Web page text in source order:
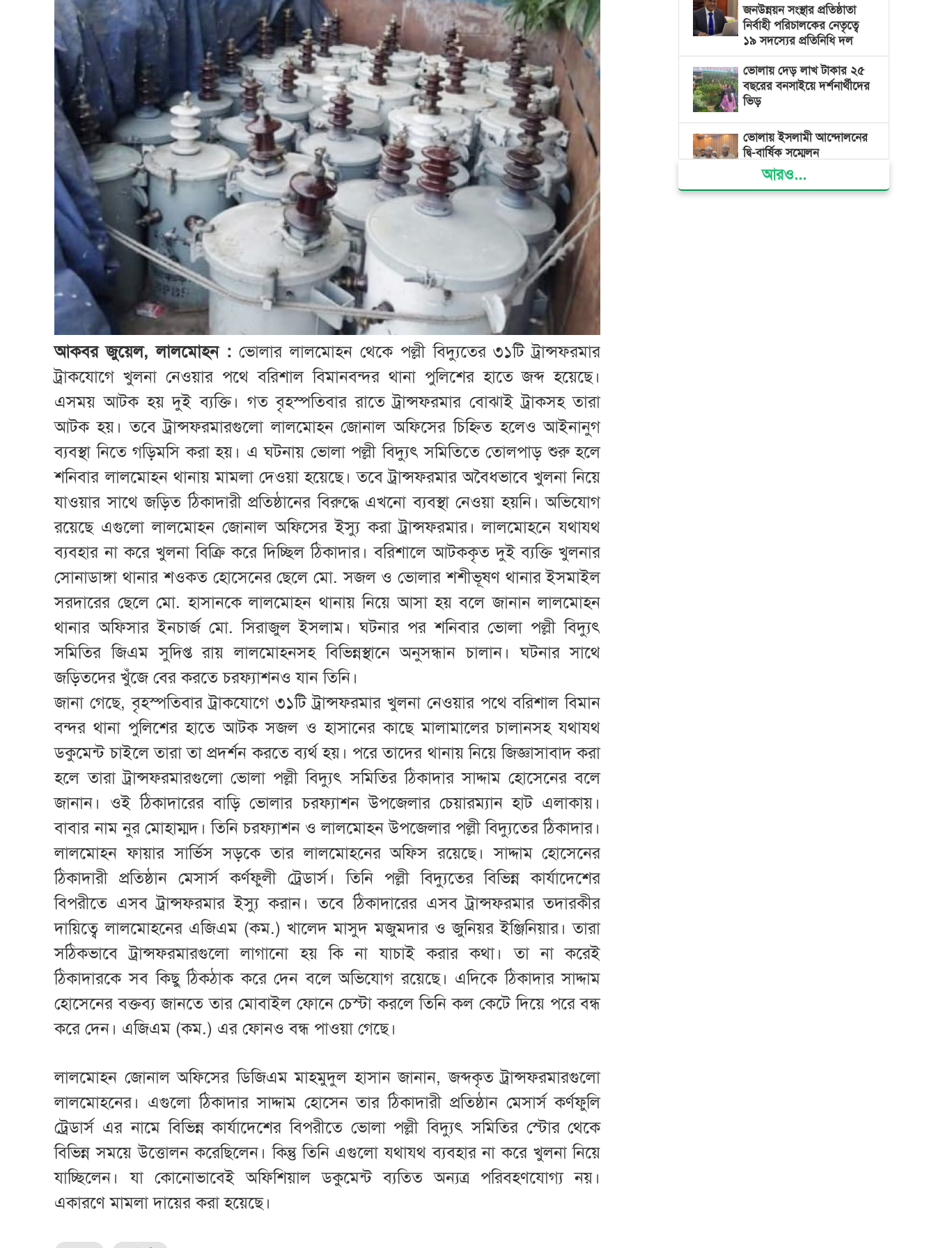
আকবর জুয়েল, লালমোহন : ভোলার লালমোহন থেকে পল্লী বিদ্যুতের ৩১টি ট্রান্সফরমার
ট্রাকযোগে খুলনা নেওয়ার পথে বরিশাল বিমানবন্দর থানা পুলিশের হাতে জব্দ হয়েছে।
এসময় আটক হয় দুই ব্যক্তি। গত বৃহস্পতিবার রাতে ট্রান্সফরমার বোঝাই ট্রাকসহ তারা
আটক হয়। তবে ট্রান্সফরমারগুলো লালমোহন জোনাল অফিসের চিহ্নিত হলেও আইনানুগ
ব্যবস্থা নিতে গড়িমসি করা হয়। এ ঘটনায় ভোলা পল্লী বিদ্যুৎ সমিতিতে তোলপাড় শুরু হলে
শনিবার লালমোহন থানায় মামলা দেওয়া হয়েছে। তবে ট্রান্সফরমার অবৈধভাবে খুলনা নিয়ে
যাওয়ার সাথে জড়িত ঠিকাদারী প্রতিষ্ঠানের বিরুদ্ধে এখনো ব্যবস্থা নেওয়া হয়নি। অভিযোগ
রয়েছে এগুলো লালমোহন জোনাল অফিসের ইস্যু করা ট্রান্সফরমার। লালমোহনে যথাযথ
ব্যবহার না করে খুলনা বিক্রি করে দিচ্ছিল ঠিকাদার। বরিশালে আটককৃত দুই ব্যক্তি খুলনার
সোনাডাঙ্গা থানার শওকত হোসেনের ছেলে মো. সজল ও ভোলার শশীভূষণ থানার ইসমাইল
সরদারের ছেলে মো. হাসানকে লালমোহন থানায় নিয়ে আসা হয় বলে জানান লালমোহন
থানার অফিসার ইনচার্জ মো. সিরাজুল ইসলাম। ঘটনার পর শনিবার ভোলা পল্লী বিদ্যুৎ
সমিতির জিএম সুদিপ্ত রায় লালমোহনসহ বিভিন্নস্থানে অনুসন্ধান চালান। ঘটনার সাথে
জড়িতদের খুঁজে বের করতে চরফ্যাশনও যান তিনি।
জানা গেছে, বৃহস্পতিবার ট্রাকযোগে ৩১টি ট্রান্সফরমার খুলনা নেওয়ার পথে বরিশাল বিমান
বন্দর থানা পুলিশের হাতে আটক সজল ও হাসানের কাছে মালামালের চালানসহ যথাযথ
ডকুমেন্ট চাইলে তারা তা প্রদর্শন করতে ব্যর্থ হয়। পরে তাদের থানায় নিয়ে জিজ্ঞাসাবাদ করা
হলে তারা ট্রান্সফরমারগুলো ভোলা পল্লী বিদ্যুৎ সমিতির ঠিকাদার সাদ্দাম হোসেনের বলে
জানান। ওই ঠিকাদারের বাড়ি ভোলার চরফ্যাশন উপজেলার চেয়ারম্যান হাট এলাকায়।
বাবার নাম নুর মোহাম্মদ। তিনি চরফ্যাশন ও লালমোহন উপজেলার পল্লী বিদ্যুতের ঠিকাদার।
লালমোহন ফায়ার সার্ভিস সড়কে তার লালমোহনের অফিস রয়েছে। সাদ্দাম হোসেনের
ঠিকাদারী প্রতিষ্ঠান মেসার্স কর্ণফুলী ট্রেডার্স। তিনি পল্লী বিদ্যুতের বিভিন্ন কার্যাদেশের
বিপরীতে এসব ট্রান্সফরমার ইস্যু করান। তবে ঠিকাদারের এসব ট্রান্সফরমার তদারকীর
দায়িত্বে লালমোহনের এজিএম (কম.) খালেদ মাসুদ মজুমদার ও জুনিয়র ইঞ্জিনিয়ার। তারা
সঠিকভাবে ট্রান্সফরমারগুলো লাগানো হয় কি না যাচাই করার কথা। তা না করেই
ঠিকাদারকে সব কিছু ঠিকঠাক করে দেন বলে অভিযোগ রয়েছে। এদিকে ঠিকাদার সাদ্দাম
হোসেনের বক্তব্য জানতে তার মোবাইল ফোনে চেস্টা করলে তিনি কল কেটে দিয়ে পরে বন্ধ
করে দেন। এজিএম (কম.) এর ফোনও বন্ধ পাওয়া গেছে।
লালমোহন জোনাল অফিসের ডিজিএম মাহমুদুল হাসান জানান, জব্দকৃতট্রান্সফরমারগুলো
লালমোহনের। এগুলো ঠিকাদার সাদ্দাম হোসেন তার ঠিকাদারী প্রতিষ্ঠান মেসার্স কর্ণফুলি
ট্রেডার্স এর নামে বিভিন্ন কার্যাদেশের বিপরীতে ভোলা পল্লী বিদ্যুৎ সমিতির স্টোর থেকে
বিভিন্ন সময়ে উত্তোলন করেছিলেন। কিন্তু তিনি এগুলো যথাযথ ব্যবহার না করে খুলনা নিয়ে
যাচ্ছিলেন। যা কোনোভাবেই অফিশিয়াল ডকুমেন্ট ব্যতিত অন্যত্র পরিবহণযোগ্য নয়।
একারণে মামলা দায়ের করা হয়েছে।
জনউন্নয়ন সংস্থার প্রতিষ্ঠাতা
নির্বাহী পরিচালকের নেতৃত্বে
১৯ সদস্যের প্রতিনিধি দল
ভোলায় দেড় লাখ টাকার ২৫
বছরের বনসাইয়ে দর্শনার্থীদের
ভিড়
ভোলায় ইসলামী আন্দোলনের
দ্বি-বার্ষিক সম্মেলন
আরও...